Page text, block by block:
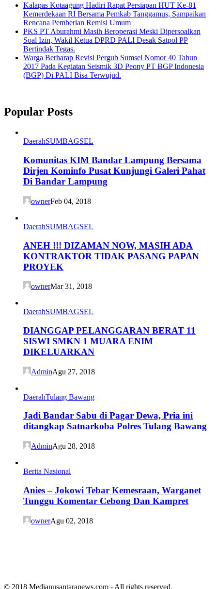
Kalapas Kotaagung Hadiri Rapat Persiapan HUT Ke-81
Kemerdekaan RI Bersama Pemkab Tanggamus, Sampaikan
Rencana Pemberian Remisi Umum
PKS PT Aburahmi Masih Beroperasi Meski Dipersoalkan
Soal Izin, Wakil Ketua DPRD PALI Desak Satpol PP
Bertindak Tegas.
Warga Berharap Revisi Pergub Sumsel Nomor 40 Tahun
2017 Pada Kegiatan Seismik 3D Peony PT BGP Indonesia
(BGP) Di PALI Bisa Terwujud.
Popular Posts
DaerahSUMBAGSEL
Komunitas KIM Bandar Lampung Bersama
Dirjen Kominfo Pusat Kunjungi Galeri Pahat
Di Bandar Lampung
ownerFeb 04, 2018
DaerahSUMBAGSEL
ANEH !!! DIZAMAN NOW, MASIH ADA
KONTRAKTOR TIDAK PASANG PAPAN
PROYEK
ownerMar 31, 2018
DaerahSUMBAGSEL
DIANGGAP PELANGGARAN BERAT 11
SISWI SMKN 1 MUARA ENIM
DIKELUARKAN
AdminAgu 27, 2018
DaerahTulang Bawang
Jadi Bandar Sabu di Pagar Dewa, Pria ini
ditangkap Satnarkoba Polres Tulang Bawang
AdminAgu 28, 2018
Berita Nasional
Anies – Jokowi Tebar Kemesraan, Warganet
Tunggu Komentar Cebong Dan Kampret
ownerAgu 02, 2018
© 2018 Medianusantaranews.com - All rights reserved.